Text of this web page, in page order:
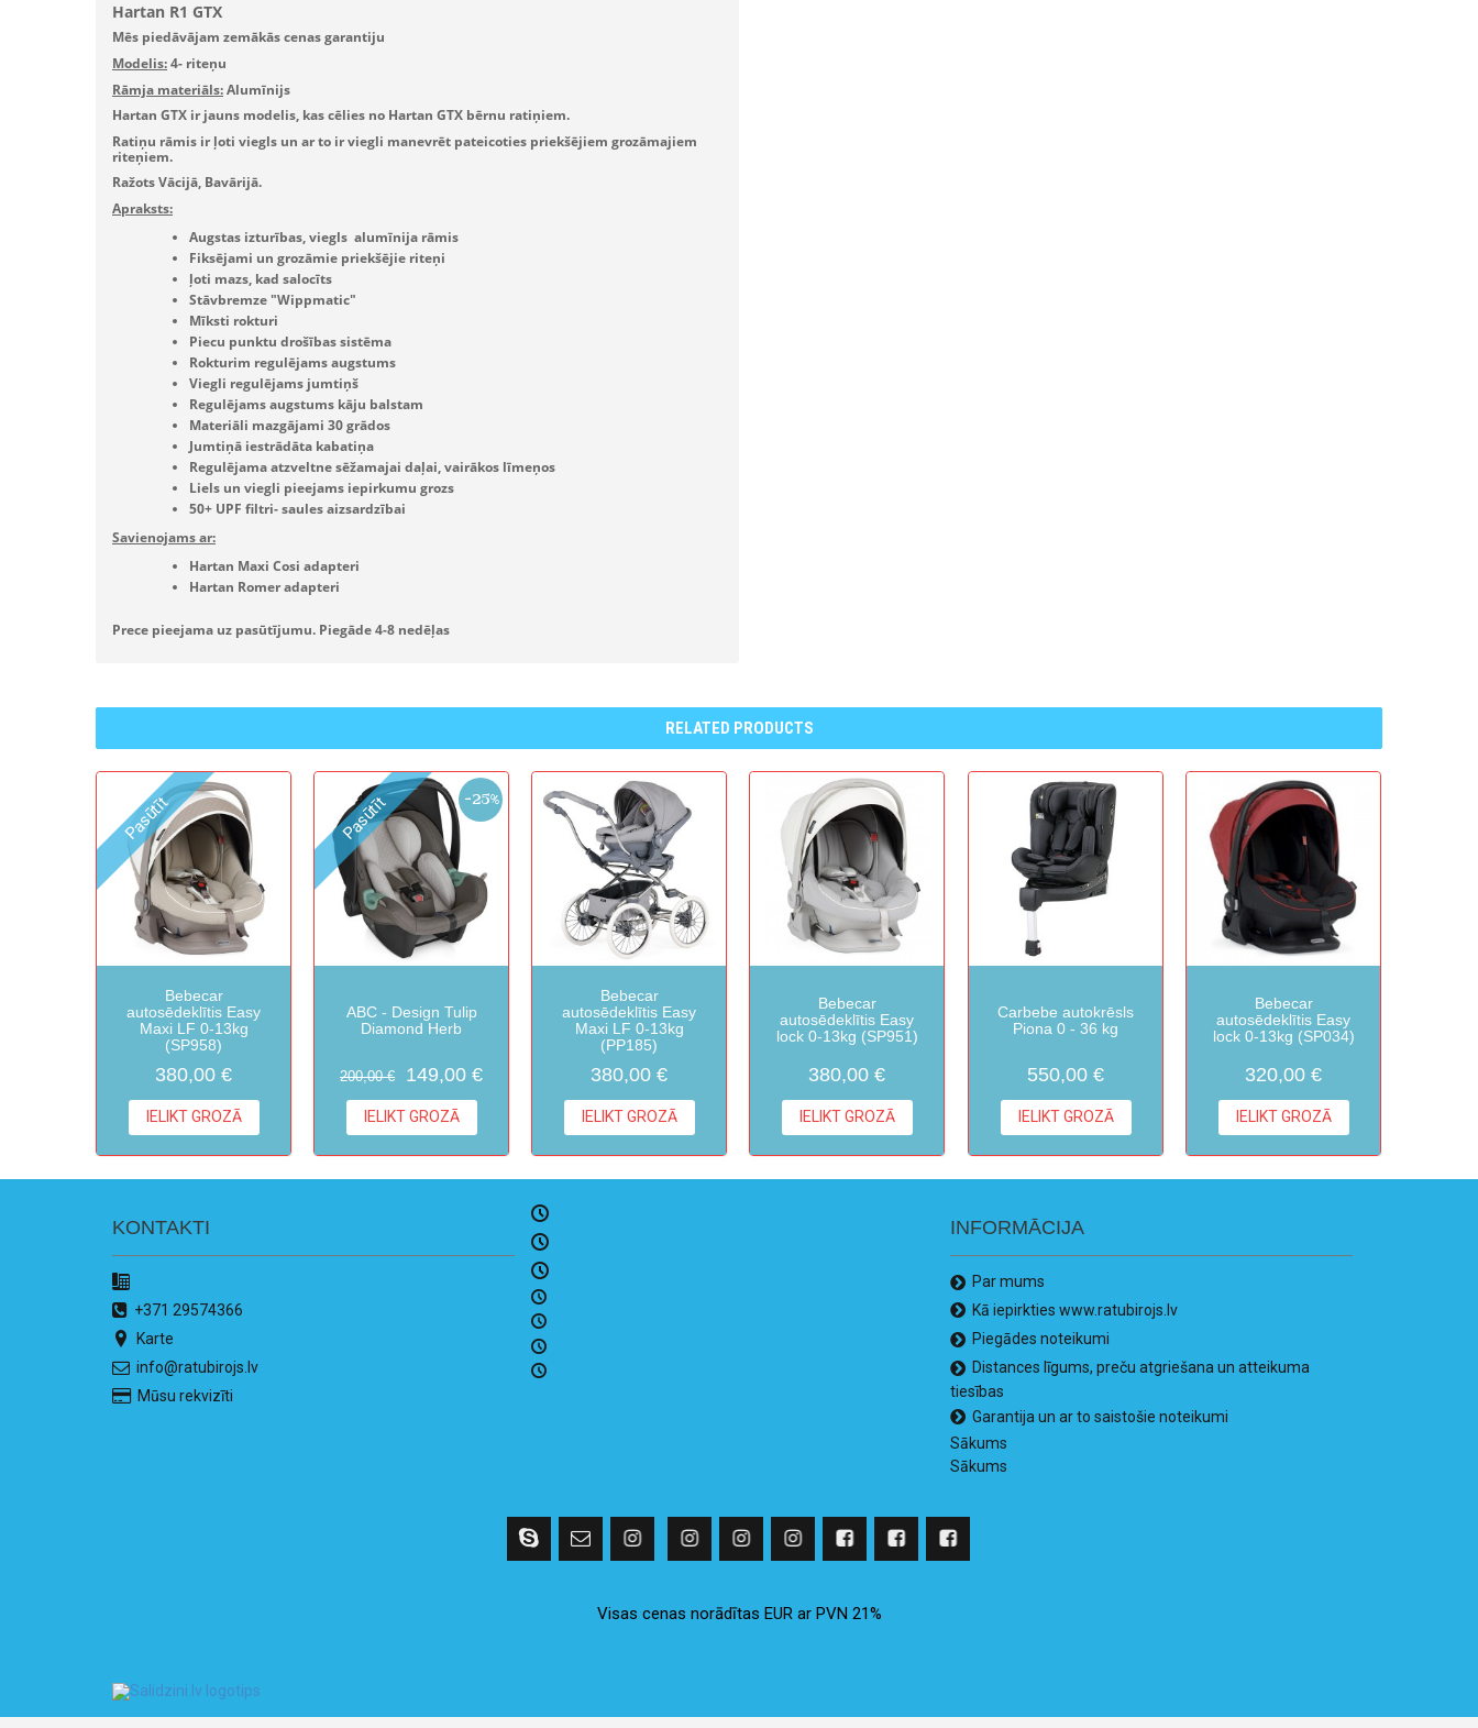
Hartan R1 GTX
Mēs piedāvājam zemākās cenas garantiju
Modelis:4- riteņu
Rāmja materiāls:Alumīnijs
Hartan GTX ir jauns modelis, kas cēlies no Hartan GTX bērnu ratiņiem.
Ratiņu rāmis ir ļoti viegls un ar to ir viegli manevrēt pateicoties priekšējiem grozāmajiem
riteņiem.
Ražots Vācijā, Bavārijā.
Apraksts:
Augstas izturības, viegls alumīnija rāmis
Fiksējami un grozāmie priekšējie riteņi
ļoti mazs, kad salocīts
Stāvbremze "Wippmatic"
Mīksti rokturi
Piecu punktu drošības sistēma
Rokturim regulējams augstums
Viegli regulējams jumtiņš
Regulējams augstums kāju balstam
Materiāli mazgājami 30 grādos
Jumtiņā iestrādāta kabatiņa
Regulējama atzveltne sēžamajai daļai, vairākos līmeņos
Liels un viegli pieejams iepirkumu grozs
50+ UPF filtri- saules aizsardzībai
Savienojams ar:
Hartan Maxi Cosi adapteri
Hartan Romer adapteri
Prece pieejama uz pasūtījumu. Piegāde 4-8 nedēļas
RELATED PRODUCTS
Pasūtīt
Bebecar
autosēdeklītis Easy
Maxi LF 0-13kg
(SP958)
380,00 €
IELIKT GROZĀ
-25%
Pasūtīt
ABC - Design Tulip
Diamond Herb
200,00 € 149,00 €
IELIKT GROZĀ
Bebecar
autosēdeklītis Easy
Maxi LF 0-13kg
(PP185)
380,00 €
IELIKT GROZĀ
Bebecar
autosēdeklītis Easy
lock 0-13kg (SP951)
380,00 €
IELIKT GROZĀ
Carbebe autokrēsls
Piona 0 - 36 kg
550,00 €
IELIKT GROZĀ
Bebecar
autosēdeklītis Easy
lock 0-13kg (SP034)
320,00 €
IELIKT GROZĀ
KONTAKTI
+371 29574366
Karte
info@ratubirojs.lv
Mūsu rekvizīti
INFORMĀCIJA
Par mums
Kā iepirkties www.ratubirojs.lv
Piegādes noteikumi
Distances līgums, preču atgriešana un atteikuma
tiesības
Garantija un ar to saistošie noteikumi
Sākums
Sākums
Visas cenas norādītas EUR ar PVN 21%